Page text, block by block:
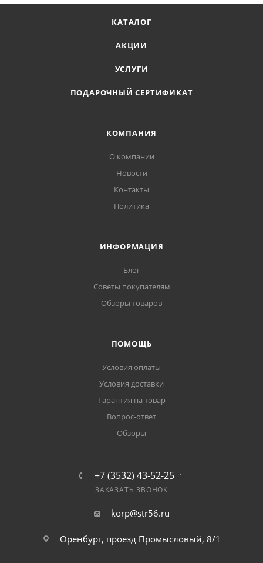
КАТАЛОГ
АКЦИИ
УСЛУГИ
ПОДАРОЧНЫЙ СЕРТИФИКАТ
КОМПАНИЯ
О компании
Новости
Контакты
Политика
ИНФОРМАЦИЯ
Блог
Советы покупателям
Обзоры товаров
ПОМОЩЬ
Условия оплаты
Условия доставки
Гарантия на товар
Вопрос-ответ
Обзоры
+7 (3532) 43-52-25
ЗАКАЗАТЬ ЗВОНОК
korp@str56.ru
Оренбург, проезд Промысловый, 8/1